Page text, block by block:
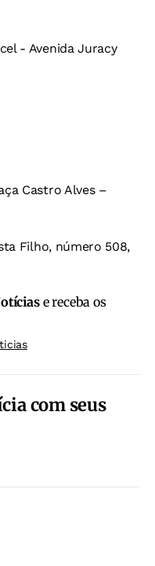
- Avenida Juracy
Castro Alves –
Filho, número 508,
e receba os
com seus